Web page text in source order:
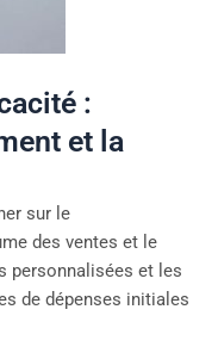
:
et la
sur le
des ventes et le
personnalisées et les
de dépenses initiales